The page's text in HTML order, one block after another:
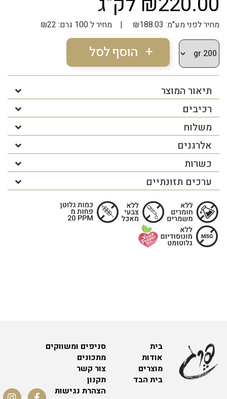
מחיר לפני מע"מ: ₪188.03 | מחיר ל 100 גרם: ₪22
תיאור המוצר
רכיבים
משלוח
אלרגנים
כשרות
ערכים תזונתיים
סניפים ומשווקים
מתכונים
צור קשר
תקנון
הצהרת נגישות
בית
אודות
מוצרים
בית הבד